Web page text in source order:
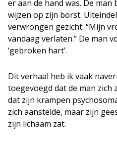
er aan de hand was. De
wijzen op zijn borst.
verwrongen gezicht: “Mijn
vandaag verlaten.” De man
‘gebroken hart’.
Dit verhaal heb ik vaak
toegevoegd dat de man zich
dat zijn krampen
zich aanstelde, maar zijn
zijn lichaam zat.